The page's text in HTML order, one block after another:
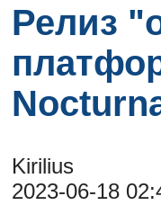
Релиз
Kirilius
2023-06-18